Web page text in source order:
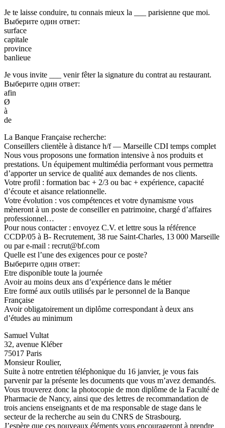
Je te laisse conduire, tu connais mieux la ___ parisienne que moi.
Выберите один ответ:
surface
capitale
province
banlieue
Je vous invite ___ venir fêter la signature du contrat au restaurant.
Выберите один ответ:
afin
Ø
à
de
La Banque Française recherche:
Conseillers clientèle à distance h/f — Marseille CDI temps complet
Nous vous proposons une formation intensive à nos produits et
prestations. Un équipement multimédia performant vous permettra
d’apporter un service de qualité aux demandes de nos clients.
Votre profil : formation bac + 2/3 ou bac + expérience, capacité
d’écoute et aisance relationnelle.
Votre évolution : vos compétences et votre dynamisme vous
mèneront à un poste de conseiller en patrimoine, chargé d’affaires
professionnel…
Pour nous contacter : envoyez C.V. et lettre sous la référence
CCDP/05 à B- Recrutement, 38 rue Saint-Charles, 13 000 Marseille
ou par e-mail : recrut@bf.com
Quelle est l’une des exigences pour ce poste?
Выберите один ответ:
Etre disponible toute la journée
Avoir au moins deux ans d’expérience dans le métier
Etre formé aux outils utilisés par le personnel de la Banque
Française
Avoir obligatoirement un diplôme correspondant à deux ans
d’études au minimum
Samuel Vultat
32, avenue Kléber
75017 Paris
Monsieur Roulier,
Suite à notre entretien téléphonique du 16 janvier, je vous fais
parvenir par la présente les documents que vous m’avez demandés.
Vous trouverez donc la photocopie de mon diplôme de la Faculté de
Pharmacie de Nancy, ainsi que des lettres de recommandation de
trois anciens enseignants et de ma responsable de stage dans le
secteur de la recherche au sein du CNRS de Strasbourg.
J’espère que ces nouveaux éléments vous encourageront à prendre